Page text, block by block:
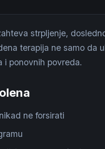
strpljenje,
terapija ne samo da
i ponovnih povreda.
ne forsirati